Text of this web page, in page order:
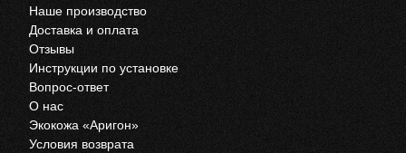
Наше производство
Доставка и оплата
Отзывы
Инструкции по установке
Вопрос-ответ
О нас
Экокожа «Аригон»
Условия возврата